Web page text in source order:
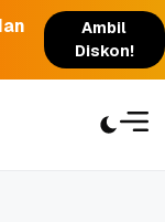
Ambil
Diskon!